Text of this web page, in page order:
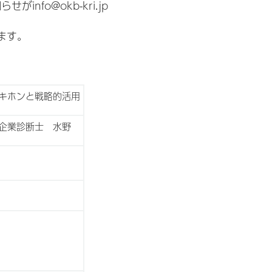
らせがinfo@okb-kri.jp
。
ホンと戦略的活用
業診断士 水野